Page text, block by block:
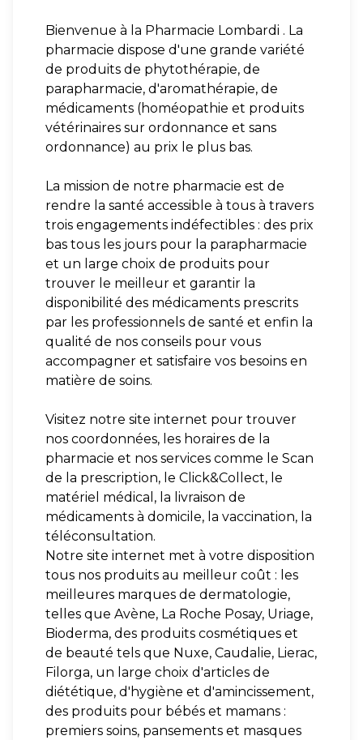
Bienvenue à la Pharmacie Lombardi . La
pharmacie dispose d'une grande variété
de produits de phytothérapie, de
parapharmacie, d'aromathérapie, de
médicaments (homéopathie et produits
vétérinaires sur ordonnance et sans
ordonnance) au prix le plus bas.
La mission de notre pharmacie est de
rendre la santé accessible à tous à travers
trois engagements indéfectibles : des prix
bas tous les jours pour la parapharmacie
et un large choix de produits pour
trouver le meilleur et garantir la
disponibilité des médicaments prescrits
par les professionnels de santé et enfin la
qualité de nos conseils pour vous
accompagner et satisfaire vos besoins en
matière de soins.
Visitez notre site internet pour trouver
nos coordonnées, les horaires de la
pharmacie et nos services comme le Scan
de la prescription, le Click&Collect, le
matériel médical, la livraison de
médicaments à domicile, la vaccination, la
téléconsultation.
Notre site internet met à votre disposition
tous nos produits au meilleur coût : les
meilleures marques de dermatologie,
telles que Avène, La Roche Posay, Uriage,
Bioderma, des produits cosmétiques et
de beauté tels que Nuxe, Caudalie, Lierac,
Filorga, un large choix d'articles de
diététique, d'hygiène et d'amincissement,
des produits pour bébés et mamans :
premiers soins, pansements et masques